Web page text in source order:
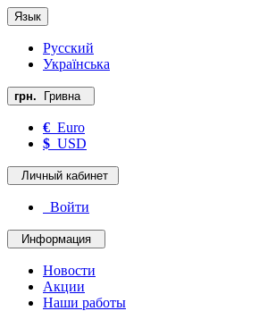
Язык
Русский
Українська
грн. Гривна
€ Euro
$ USD
Личный кабинет
Войти
Информация
Новости
Акции
Наши работы